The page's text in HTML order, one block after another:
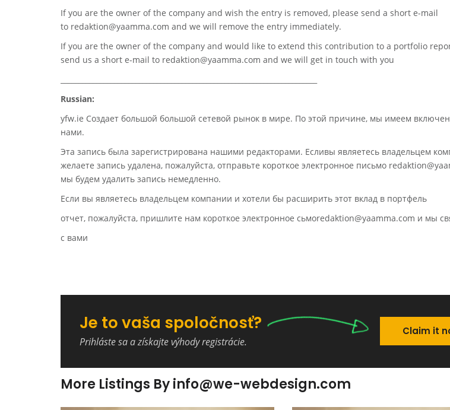
If you are the owner of the company and wish the entry is removed, please send a short e-mail
to redaktion@yaamma.com and we will remove the entry immediately.
If you are the owner of the company and would like to extend this contribution to a portfolio
send us a short e-mail to redaktion@yaamma.com and we will get in touch with you
Russian:
yfw.ie Создает большой большой сетевой рынок в мире. По этой причине, мы имеем
нами.
Эта запись была зарегистрирована нашими редакторами. Есливы являетесь владельцем
желаете запись удалена, пожалуйста, отправьте короткое электронное письмо
мы будем удалить запись немедленно.
Если вы являетесь владельцем компании и хотели бы расширить этот вклад в портфель
отчет, пожалуйста, пришлите нам короткое электронное сьмоredaktion@yaamma.com и мы
с вами
Je to vaša spoločnosť?
Prihláste sa a získajte výhody registrácie.
Claim it
More Listings By info@we-webdesign.com